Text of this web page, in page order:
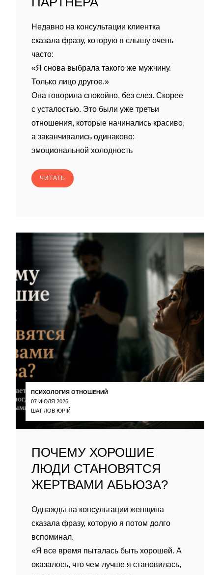
Недавно на консультации клиентка
сказала фразу, которую я слышу очень
часто:
«Я снова выбрала такого же мужчину.
Только лицо другое.»
Она говорила спокойно, без слез. Скорее
с усталостью. Это были уже третьи
отношения, которые начинались красиво,
а заканчивались одинаково:
эмоциональной холодность
ЧИТАТЬ
ПСИХОЛОГИЯ ОТНОШЕНИЙ
07 ИЮЛЯ 2026
ШАТІЛОВ ЮРІЙ
ПОЧЕМУ ХОРОШИЕ
ЛЮДИ СТАНОВЯТСЯ
ЖЕРТВАМИ АБЬЮЗА?
Однажды на консультации женщина
сказала фразу, которую я потом долго
вспоминал.
«Я все время пыталась быть хорошей. А
оказалось, что чем лучше я становилась,